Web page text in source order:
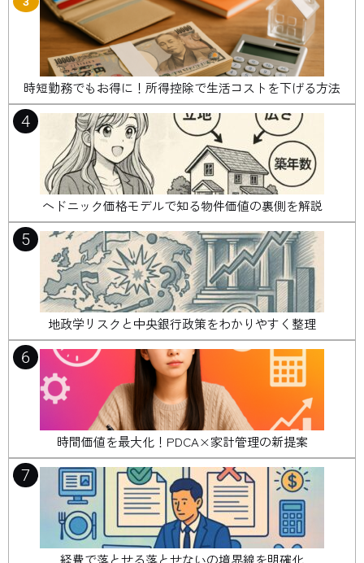
時短勤務でもお得に！所得控除で生活コストを下げる方法
4
ヘドニック価格モデルで知る物件価値の裏側を解説
5
地政学リスクと中央銀行政策をわかりやすく整理
6
時間価値を最大化！PDCA×家計管理の新提案
7
経費で落とせる落とせないの境界線を明確化